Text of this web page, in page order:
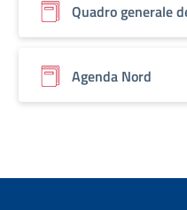
Quadro generale
Agenda Nord